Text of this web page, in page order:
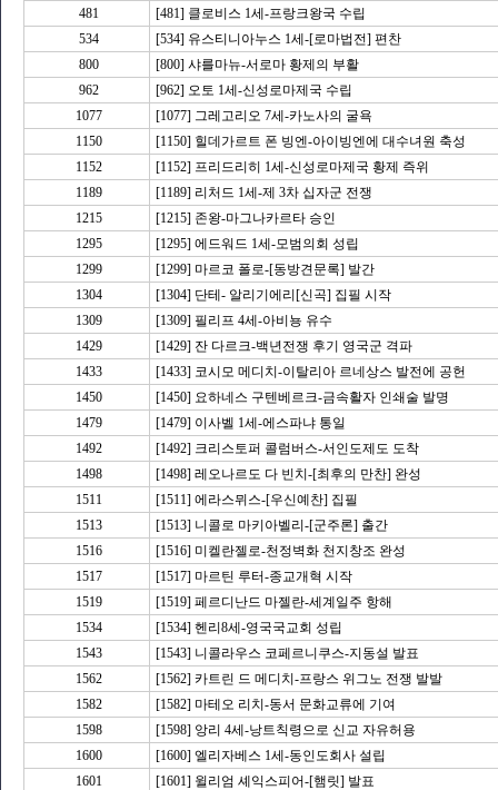
481
[481] 클로비스 1세-프랑크왕국 수립
534
[534] 유스티니아누스 1세-[로마법전] 편찬
800
[800] 샤를마뉴-서로마 황제의 부활
962
[962] 오토 1세-신성로마제국 수립
1077
[1077] 그레고리오 7세-카노사의 굴욕
1150
[1150] 힐데가르트 폰 빙엔-아이빙엔에 대수녀원 축성
1152
[1152] 프리드리히 1세-신성로마제국 황제 즉위
1189
[1189] 리처드 1세-제 3차 십자군 전쟁
1215
[1215] 존왕-마그나카르타 승인
1295
[1295] 에드워드 1세-모범의회 성립
1299
[1299] 마르코 폴로-[동방견문록] 발간
1304
[1304] 단테- 알리기에리[신곡] 집필 시작
1309
[1309] 필리프 4세-아비뇽 유수
1429
[1429] 잔 다르크-백년전쟁 후기 영국군 격파
1433
[1433] 코시모 메디치-이탈리아 르네상스 발전에 공헌
1450
[1450] 요하네스 구텐베르크-금속활자 인쇄술 발명
1479
[1479] 이사벨 1세-에스파냐 통일
1492
[1492] 크리스토퍼 콜럼버스-서인도제도 도착
1498
[1498] 레오나르도 다 빈치-[최후의 만찬] 완성
1511
[1511] 에라스뮈스-[우신예찬] 집필
1513
[1513] 니콜로 마키아벨리-[군주론] 출간
1516
[1516] 미켈란젤로-천정벽화 천지창조 완성
1517
[1517] 마르틴 루터-종교개혁 시작
1519
[1519] 페르디난드 마젤란-세계일주 항해
1534
[1534] 헨리8세-영국국교회 성립
1543
[1543] 니콜라우스 코페르니쿠스-지동설 발표
1562
[1562] 카트린 드 메디치-프랑스 위그노 전쟁 발발
1582
[1582] 마테오 리치-동서 문화교류에 기여
1598
[1598] 앙리 4세-낭트칙령으로 신교 자유허용
1600
[1600] 엘리자베스 1세-동인도회사 설립
1601
[1601] 윌리엄 셰익스피어-[햄릿] 발표